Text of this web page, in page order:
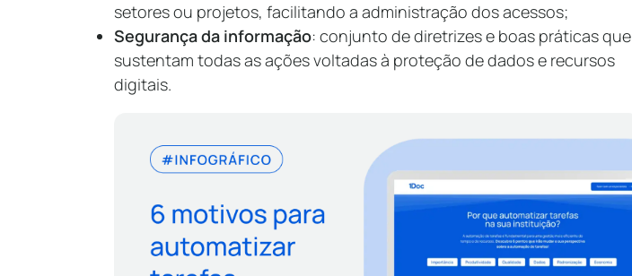
setores ou projetos, facilitando a administração dos acessos;
Segurança da informação: conjunto de diretrizes e boas práticas que
sustentam todas as ações voltadas à proteção de dados e recursos
digitais.